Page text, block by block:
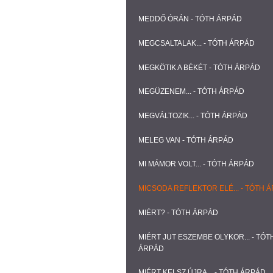
MEDDŐ ÓRÁN - TÓTH ÁRPÁD
MEGCSALTALAK... - TÓTH ÁRPÁD
MEGKÖTIK A BÉKÉT - TÓTH ÁRPÁD
MEGÜZENEM... - TÓTH ÁRPÁD
MEGVÁLTOZIK... - TÓTH ÁRPÁD
MELEG VAN - TÓTH ÁRPÁD
MI MÁMOR VOLT... - TÓTH ÁRPÁD
MICSODA REFLEKTOR ELÉ... - TÓTH
MIÉRT? - TÓTH ÁRPÁD
MIÉRT JUT ESZEMBE OLYKOR... -
ÁRPÁD